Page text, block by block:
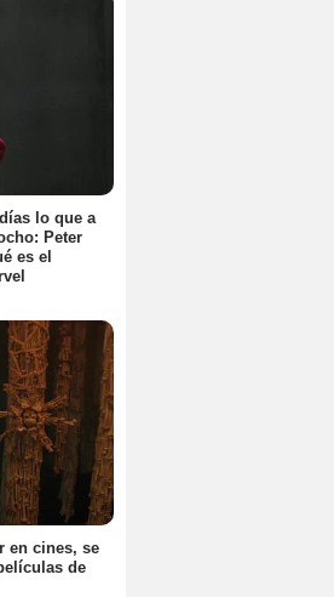
lo que a
Peter
es el
en cines, se
de